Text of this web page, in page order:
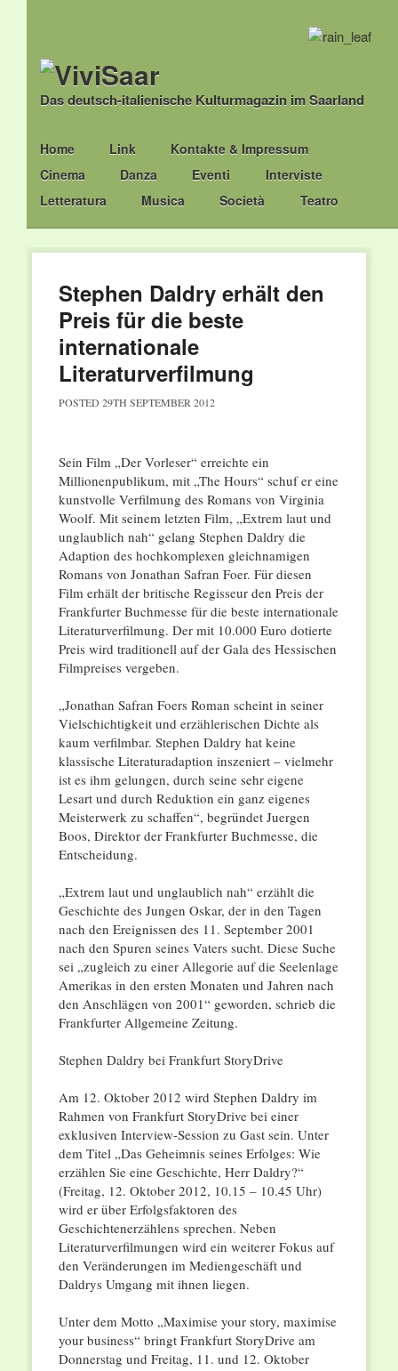
Das deutsch-italienische Kulturmagazin im Saarland
Main menu
Skip
to
content
Home Link
Kontakte & Impressum
Cinema
Danza Eventi
Interviste
Letteratura
Musica Società Teatro
Stephen Daldry erhält den
Preis für die beste
internationale
Literaturverfilmung
POSTED 29TH SEPTEMBER 2012
Sein Film „Der Vorleser“ erreichte ein
Millionenpublikum, mit „The Hours“ schuf er eine
kunstvolle Verfilmung des Romans von Virginia
Woolf. Mit seinem letzten Film, „Extrem laut und
unglaublich nah“ gelang Stephen Daldry die
Adaption des hochkomplexen gleichnamigen
Romans von Jonathan Safran Foer. Für diesen
Film erhält der britische Regisseur den Preis der
Frankfurter Buchmesse für die beste internationale
Literaturverfilmung. Der mit 10.000 Euro dotierte
Preis wird traditionell auf der Gala des Hessischen
Filmpreises vergeben.
„Jonathan Safran Foers Roman scheint in seiner
Vielschichtigkeit und erzählerischen Dichte als
kaum verfilmbar. Stephen Daldry hat keine
klassische Literaturadaption inszeniert – vielmehr
ist es ihm gelungen, durch seine sehr eigene
Lesart und durch Reduktion ein ganz eigenes
Meisterwerk zu schaffen“, begründet Juergen
Boos, Direktor der Frankfurter Buchmesse, die
Entscheidung.
„Extrem laut und unglaublich nah“ erzählt die
Geschichte des Jungen Oskar, der in den Tagen
nach den Ereignissen des 11. September 2001
nach den Spuren seines Vaters sucht. Diese Suche
sei „zugleich zu einer Allegorie auf die Seelenlage
Amerikas in den ersten Monaten und Jahren nach
den Anschlägen von 2001“ geworden, schrieb die
Frankfurter Allgemeine Zeitung.
Stephen Daldry bei Frankfurt StoryDrive
Am 12. Oktober 2012 wird Stephen Daldry im
Rahmen von Frankfurt StoryDrive bei einer
exklusiven Interview-Session zu Gast sein. Unter
dem Titel „Das Geheimnis seines Erfolges: Wie
erzählen Sie eine Geschichte, Herr Daldry?“
(Freitag, 12. Oktober 2012, 10.15 – 10.45 Uhr)
wird er über Erfolgsfaktoren des
Geschichtenerzählens sprechen. Neben
Literaturverfilmungen wird ein weiterer Fokus auf
den Veränderungen im Mediengeschäft und
Daldrys Umgang mit ihnen liegen.
Unter dem Motto „Maximise your story, maximise
your business“ bringt Frankfurt StoryDrive am
Donnerstag und Freitag, 11. und 12. Oktober